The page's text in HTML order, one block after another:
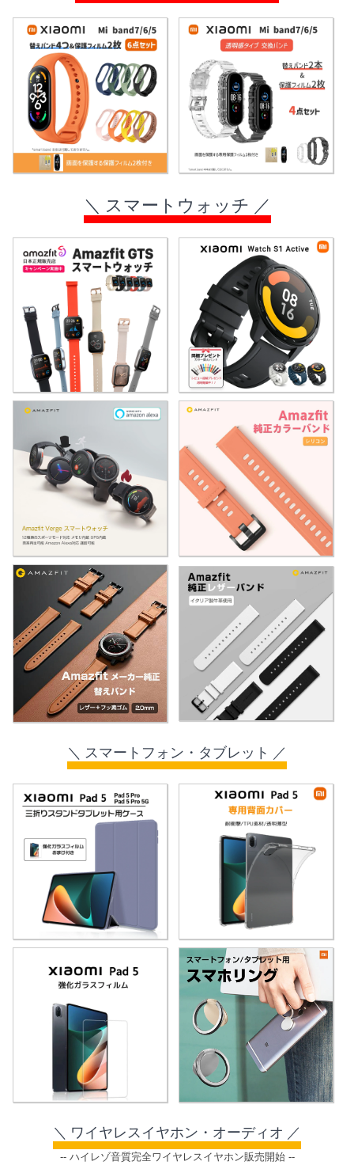
＼ スマートウォッチ ／
＼ スマートフォン・タブレット ／
＼ ワイヤレスイヤホン・オーディオ ／
-- ハイレゾ音質完全ワイヤレスイヤホン販売開始 --